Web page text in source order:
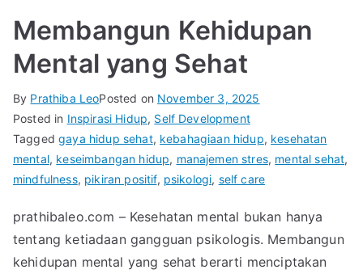
Membangun Kehidupan
Mental yang Sehat
By Prathiba LeoPosted on November 3, 2025
Posted in Inspirasi Hidup, Self Development
Taggedgaya hidup sehat, kebahagiaan hidup, kesehatan
mental, keseimbangan hidup, manajemen stres, mental sehat,
mindfulness, pikiran positif, psikologi, self care
prathibaleo.com – Kesehatan mental bukan hanya
tentang ketiadaan gangguan psikologis. Membangun
kehidupan mental yang sehat berarti menciptakan